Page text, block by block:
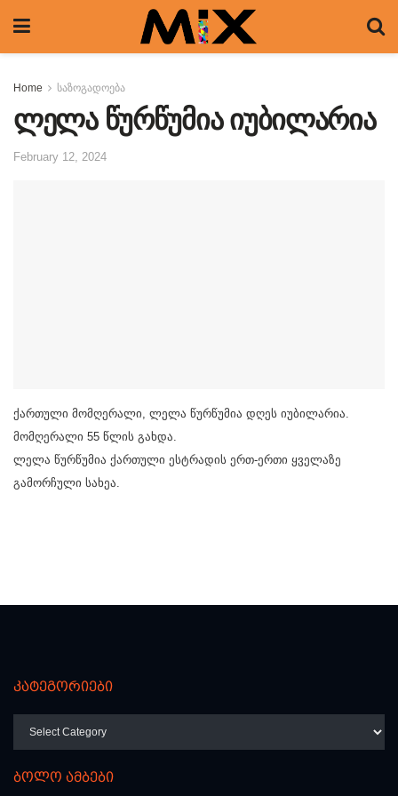
Home საზოგადოება
ლელა წურწუმია იუბილარია
February 12, 2024
ქართული მომღერალი, ლელა წურწუმია დღეს იუბილარია.
მომღერალი 55 წლის გახდა.
ლელა წურწუმია ქართული ესტრადის ერთ-ერთი ყველაზე
გამორჩული სახეა.
კატეგორიები
ბოლო ამბები